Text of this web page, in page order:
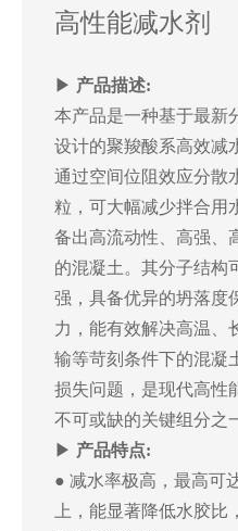
高性能减水剂
▶ 产品描述:
本产品是一种基于最新
设计的聚羧酸系高效减
通过空间位阻效应分散
粒，可大幅减少拌合用
备出高流动性、高强、
的混凝土。其分子结构
强，具备优异的坍落度
力，能有效解决高温、
输等苛刻条件下的混凝
损失问题，是现代高性
不可或缺的关键组分之
▶ 产品特点:
● 减水率极高，最高可
上，能显著降低水胶比